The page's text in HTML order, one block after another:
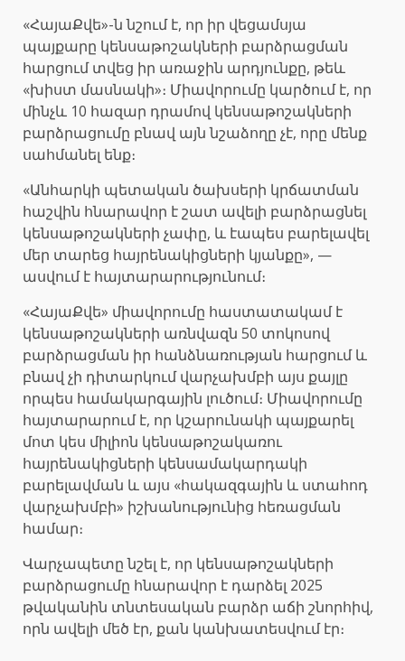
«ՀայաՔվե»-ն նշում է, որ իր վեցամսյա
պայքարը կենսաթոշակների բարձրացման
հարցում տվեց իր առաջին արդյունքը, թեև
«խիստ մասնակի»։ Միավորումը կարծում է, որ
մինչև 10 հազար դրամով կենսաթոշակների
բարձրացումը բնավ այն նշաձողը չէ, որը մենք
սահմանել ենք։
«Անհարկի պետական ծախսերի կրճատման
հաշվին հնարավոր է շատ ավելի բարձրացնել
կենսաթոշակների չափը, և էապես բարելավել
մեր տարեց հայրենակիցների կյանքը», —
ասվում է հայտարարությունում։
«ՀայաՔվե» միավորումը հաստատակամ է
կենսաթոշակների առնվազն 50 տոկոսով
բարձրացման իր հանձնառության հարցում և
բնավ չի դիտարկում վարչախմբի այս քայլը
որպես համակարգային լուծում։ Միավորումը
հայտարարում է, որ կշարունակի պայքարել
մոտ կես միլիոն կենսաթոշակառու
հայրենակիցների կենսամակարդակի
բարելավման և այս «հակազգային և ստահոդ
վարչախմբի» իշխանությունից հեռացման
համար։
Վարչապետը նշել է, որ կենսաթոշակների
բարձրացումը հնարավոր է դարձել 2025
թվականին տնտեսական բարձր աճի շնորհիվ,
որն ավելի մեծ էր, քան կանխատեսվում էր։